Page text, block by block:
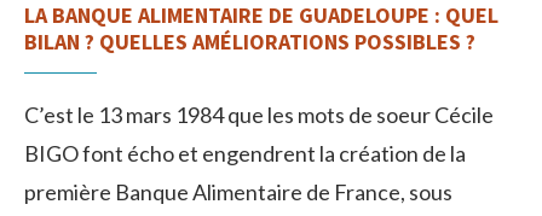
LA BANQUE ALIMENTAIRE DE GUADELOUPE : QUEL
BILAN ? QUELLES AMÉLIORATIONS POSSIBLES ?
C’est le 13 mars 1984 que les mots de soeur Cécile
BIGO font écho et engendrent la création de la
première Banque Alimentaire de France, sous